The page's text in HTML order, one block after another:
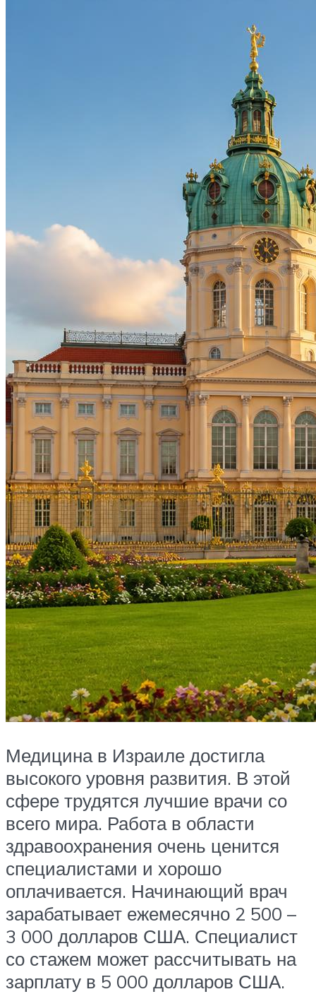
Медицина в Израиле достигла
высокого уровня развития. В этой
сфере трудятся лучшие врачи со
всего мира. Работа в области
здравоохранения очень ценится
специалистами и хорошо
оплачивается. Начинающий врач
зарабатывает ежемесячно 2 500 –
3 000 долларов США. Специалист
со стажем может рассчитывать на
зарплату в 5 000 долларов США.